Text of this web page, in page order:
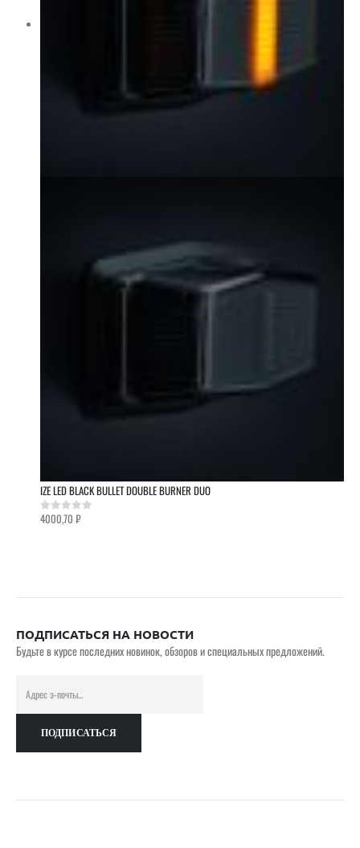
IZE LED BLACK BULLET DOUBLE BURNER DUO
0out of 5
4000,70 ₽
ПОДПИСАТЬСЯ НА НОВОСТИ
Будьте в курсе последних новинок, обзоров и специальных предложений.